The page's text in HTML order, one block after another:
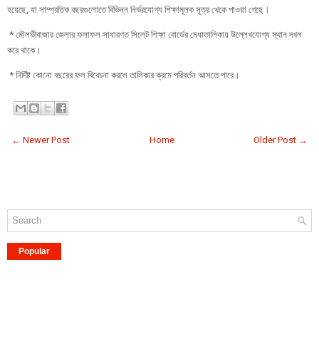
হয়েছে, যা সাম্প্রতিক বছরগুলোতে বিভিন্ন নির্ভরযোগ্য শিক্ষামূলক সূত্র থেকে পাওয়া গেছে।
* মৌলভীবাজার জেলার ফলাফল সাধারণত সিলেট শিক্ষা বোর্ডের মেধাতালিকায় উল্লেখযোগ্য স্থান দখল
করে থাকে।
* নির্দিষ্ট কোনো বছরের ফল বিবেচনা করলে তালিকার ক্রমে পরিবর্তন আসতে পারে।
← Newer Post Older Post →
Home
Popular